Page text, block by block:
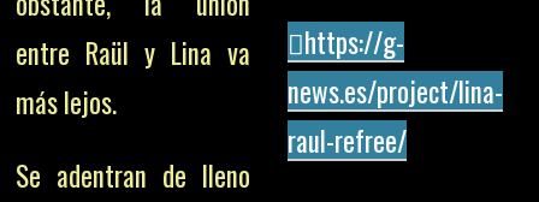
entre Raül y Lina va
más lejos.
Se adentran de lleno
https://g-
news.es/project/lina-
raul-refree/